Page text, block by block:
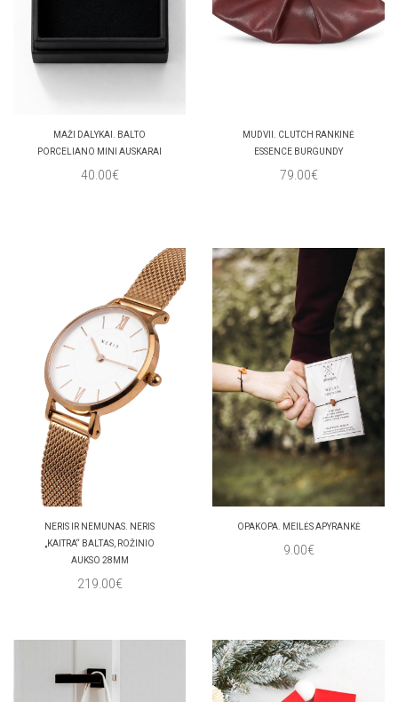
MAŽI DALYKAI. BALTO
PORCELIANO MINI AUSKARAI
40.00€
MUDVII. CLUTCH RANKINĖ
ESSENCE BURGUNDY
79.00€
NERIS IR NEMUNAS. NERIS
„KAITRA“ BALTAS, ROŽINIO
AUKSO 28MM
219.00€
OPAKOPA. MEILĖS APYRANKĖ
9.00€